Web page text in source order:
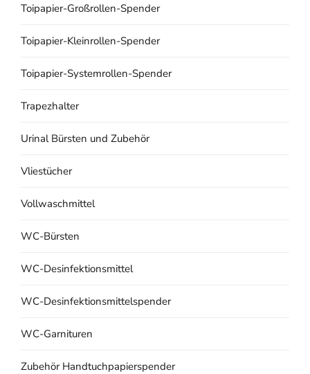
Toipapier-Großrollen-Spender
Toipapier-Kleinrollen-Spender
Toipapier-Systemrollen-Spender
Trapezhalter
Urinal Bürsten und Zubehör
Vliestücher
Vollwaschmittel
WC-Bürsten
WC-Desinfektionsmittel
WC-Desinfektionsmittelspender
WC-Garnituren
Zubehör Handtuchpapierspender